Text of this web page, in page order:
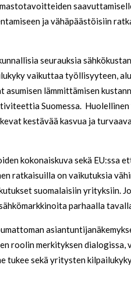
ja vähäpäästöisiin
seurauksia
vaikuttaa työllisyyteen,
lämmittämisen
Suomessa.
kestävää kasvua ja
kokonaiskuva sekä EU:ssa
ratkaisuilla on vaikutuksia
suomalaisiin yrityksiin.
parhaalla
roolin merkityksen dialogissa,
tukee sekä yritysten